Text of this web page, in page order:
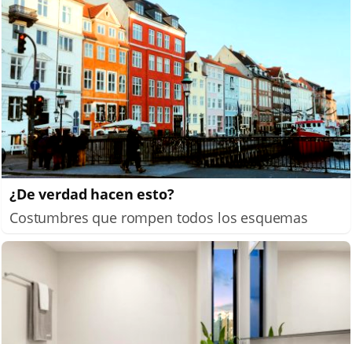
¿De verdad hacen esto?
Costumbres que rompen todos los esquemas